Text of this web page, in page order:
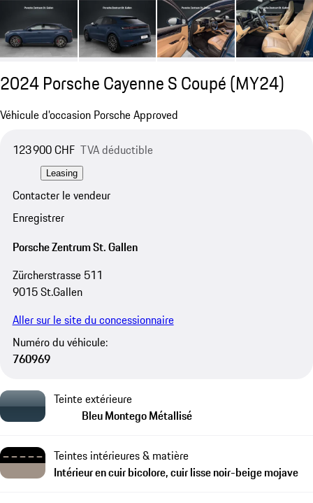
2024 Porsche Cayenne S Coupé (MY24)
Véhicule d’occasion Porsche Approved
123 900 CHF TVA déductible
Leasing
Contacter le vendeur
Enregistrer
Porsche Zentrum St. Gallen
Zürcherstrasse 511
9015 St.Gallen
Aller sur le site du concessionnaire
Numéro du véhicule:
760969
Teinte extérieure
Bleu Montego Métallisé
Teintes intérieures & matière
Intérieur en cuir bicolore, cuir lisse noir-beige mojave